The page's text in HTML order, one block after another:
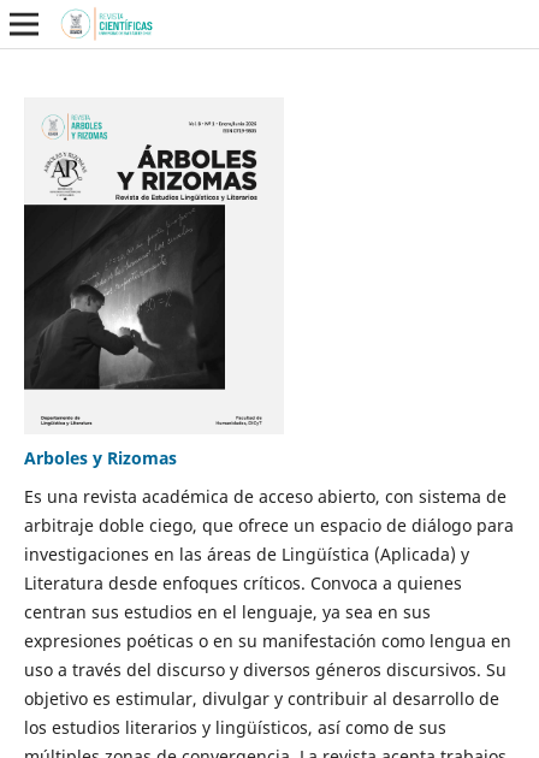
Arboles y Rizomas
Es una revista académica de acceso abierto, con sistema de
arbitraje doble ciego, que ofrece un espacio de diálogo para
investigaciones en las áreas de Lingüística (Aplicada) y
Literatura desde enfoques críticos. Convoca a quienes
centran sus estudios en el lenguaje, ya sea en sus
expresiones poéticas o en su manifestación como lengua en
uso a través del discurso y diversos géneros discursivos. Su
objetivo es estimular, divulgar y contribuir al desarrollo de
los estudios literarios y lingüísticos, así como de sus